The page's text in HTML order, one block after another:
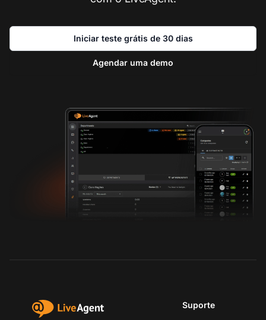
Iniciar teste grátis de 30 dias
Agendar uma demo
Suporte